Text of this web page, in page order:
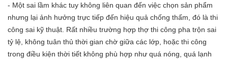
- Một sai lầm khác tuy không liên quan đến việc chọn sản phẩm
nhưng lại ảnh hưởng trực tiếp đến hiệu quả chống thấm, đó là thi
công sai kỹ thuật. Rất nhiều trường hợp thợ thi công pha trộn sai
tỷ lệ, không tuân thủ thời gian chờ giữa các lớp, hoặc thi công
trong điều kiện thời tiết không phù hợp như quá nóng, quá lạnh